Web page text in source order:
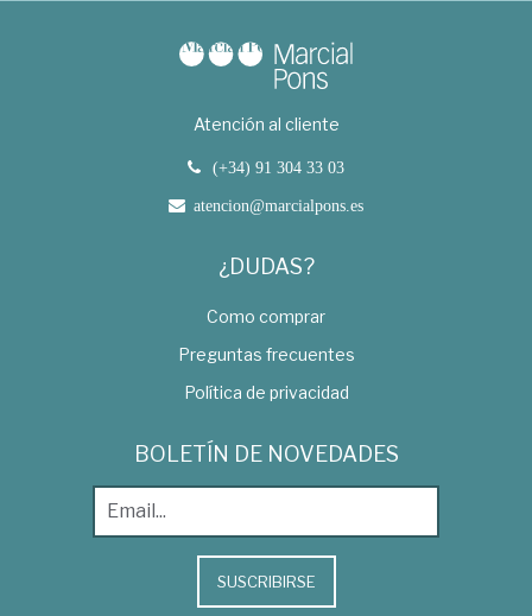
Atención al cliente
(+34) 91 304 33 03
atencion@marcialpons.es
¿DUDAS?
Como comprar
Preguntas frecuentes
Política de privacidad
BOLETÍN DE NOVEDADES
SUSCRIBIRSE